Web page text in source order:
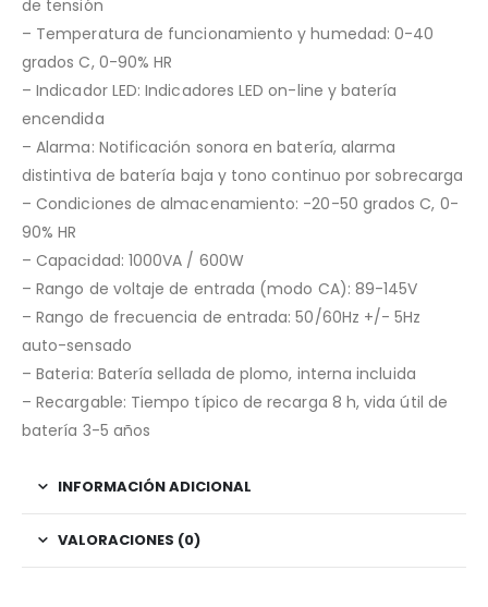
de tensión
– Temperatura de funcionamiento y humedad: 0-40
grados C, 0-90% HR
– Indicador LED: Indicadores LED on-line y batería
encendida
– Alarma: Notificación sonora en batería, alarma
distintiva de batería baja y tono continuo por sobrecarga
– Condiciones de almacenamiento: -20-50 grados C, 0-
90% HR
– Capacidad: 1000VA / 600W
– Rango de voltaje de entrada (modo CA): 89-145V
– Rango de frecuencia de entrada: 50/60Hz +/- 5Hz
auto-sensado
– Bateria: Batería sellada de plomo, interna incluida
– Recargable: Tiempo típico de recarga 8 h, vida útil de
batería 3-5 años
INFORMACIÓN ADICIONAL
VALORACIONES (0)